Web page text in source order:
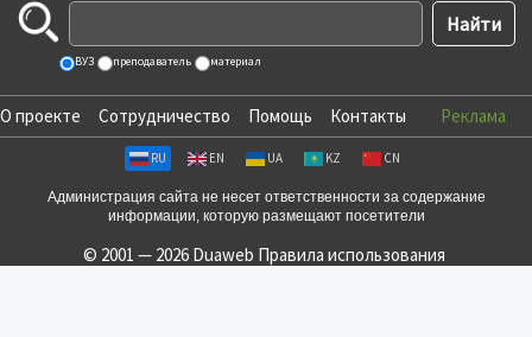
ВУЗ преподаватель материал
О проекте Сотрудничество Помощь Контакты Реклама
RU EN UA KZ CN
Администрация сайта не несет ответственности за содержание
информации, которую размещают посетители
© 2001 — 2026 Duaweb Правила использования